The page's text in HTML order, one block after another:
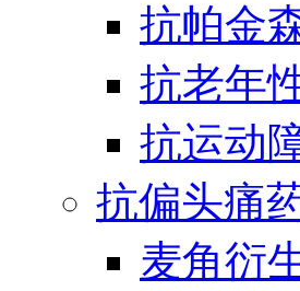
抗帕金
抗老年
抗运动
抗偏头痛
麦角衍